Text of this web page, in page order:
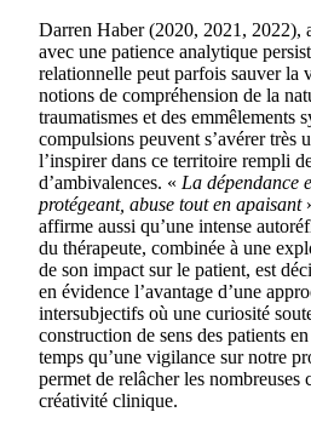
Darren Haber (2020, 2021, 2022),
avec une patience analytique
relationnelle peut parfois sauver la
notions de compréhension de la
traumatismes et des emmêlements
compulsions peuvent s’avérer très
l’inspirer dans ce territoire rempli
d’ambivalences. « La dépendance
protégeant, abuse tout en apaisant
affirme aussi qu’une intense
du thérapeute, combinée à une
de son impact sur le patient, est
en évidence l’avantage d’une
intersubjectifs où une curiosité
construction de sens des patients
temps qu’une vigilance sur notre
permet de relâcher les nombreuses
créativité clinique.